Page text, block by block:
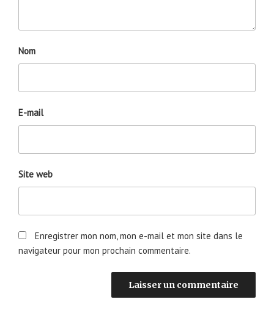
Nom
E-mail
Site web
Enregistrer mon nom, mon e-mail et mon site dans le
navigateur pour mon prochain commentaire.